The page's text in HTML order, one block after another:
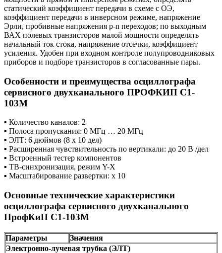
статический коэффициент передачи в схеме с ОЭ,
коэффициент передачи в инверсном режиме, напряжение
Эрли, пробивные напряжения p-n переходов; по выходным
ВАХ полевых транзисторов малой мощности определять
начальный ток стока, напряжение отсечки, коэффициент
усиления. Удобен при входном контроле полупроводниковых
приборов и подборе транзисторов в согласованные пары.
Особенности и преимущества осциллографа
сервисного двухканального ПРОФКИП С1-
103М
▪ Количество каналов: 2
▪ Полоса пропускания: 0 МГц … 20 МГц
▪ ЭЛТ: 6 дюймов (8 х 10 дел)
▪ Расширенная чувствительность по вертикали: до 20 В /дел
▪ Встроенный тестер компонентов
▪ ТВ-синхронизация, режим Y-X
▪ Масштабирование развертки: х 10
Основные технические характеристики
осциллографа сервисного двухканального
ПрофКиП С1-103М
Параметры
Значения
Электронно-лучевая трубка (ЭЛТ)